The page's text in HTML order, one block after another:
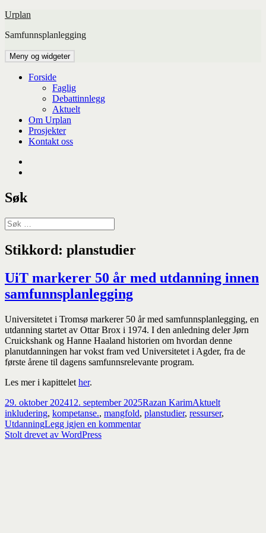
Hopp
innhold
Urplan
Samfunnsplanlegging
Meny og widgeter
Forside
Faglig
Debattinnlegg
Aktuelt
Om Urplan
Prosjekter
Kontakt oss
Søk
Søk
etter:
Stikkord: planstudier
UiT markerer 50 år med utdanning innen
samfunnsplanlegging
Universitetet i Tromsø markerer 50 år med samfunnsplanlegging, en
utdanning startet av Ottar Brox i 1974. I den anledning deler Jørn
Cruickshank og Hanne Haaland historien om hvordan denne
planutdanningen har vokst fram ved Universitetet i Agder, fra de
første årene til dagens samfunnsrelevante program.
Les mer i kapittelet her.
Publisert
29. oktober 202412. september 2025Forfatter
Razan KarimKategorier
AktueltStikkord
inkludering, kompetanse., mangfold, planstudier, ressurser,
UtdanningLegg igjen en kommentartil
Stolt drevet av WordPress